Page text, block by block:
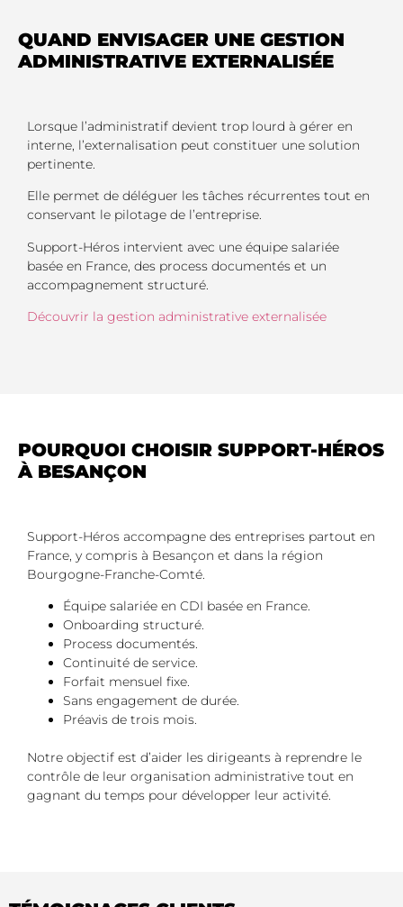
QUAND ENVISAGER UNE GESTION
ADMINISTRATIVE EXTERNALISÉE
Lorsque l’administratif devient trop lourd à gérer en
interne, l’externalisation peut constituer une solution
pertinente.
Elle permet de déléguer les tâches récurrentes tout en
conservant le pilotage de l’entreprise.
Support-Héros intervient avec une équipe salariée
basée en France, des process documentés et un
accompagnement structuré.
Découvrir la gestion administrative externalisée
POURQUOI CHOISIR SUPPORT-HÉROS
À BESANÇON
Support-Héros accompagne des entreprises partout en
France, y compris à Besançon et dans la région
Bourgogne-Franche-Comté.
Équipe salariée en CDI basée en France.
Onboarding structuré.
Process documentés.
Continuité de service.
Forfait mensuel fixe.
Sans engagement de durée.
Préavis de trois mois.
Notre objectif est d’aider les dirigeants à reprendre le
contrôle de leur organisation administrative tout en
gagnant du temps pour développer leur activité.